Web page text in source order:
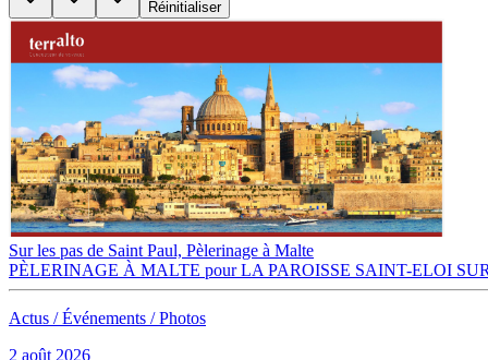
Réinitialiser
Sur les pas de Saint Paul, Pèlerinage à Malte
PÈLERINAGE À MALTE pour LA PAROISSE SAINT-ELOI
Actus / Événements / Photos
2 août 2026